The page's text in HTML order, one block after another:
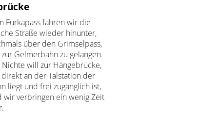
Furkapass fahren wir die
Straße wieder hinunter,
über den Grimselpass,
Gelmerbahn zu gelangen.
Nichte will zur Hängebrücke,
an der Talstation der
liegt und frei zugänglich ist,
wir verbringen ein wenig Zeit